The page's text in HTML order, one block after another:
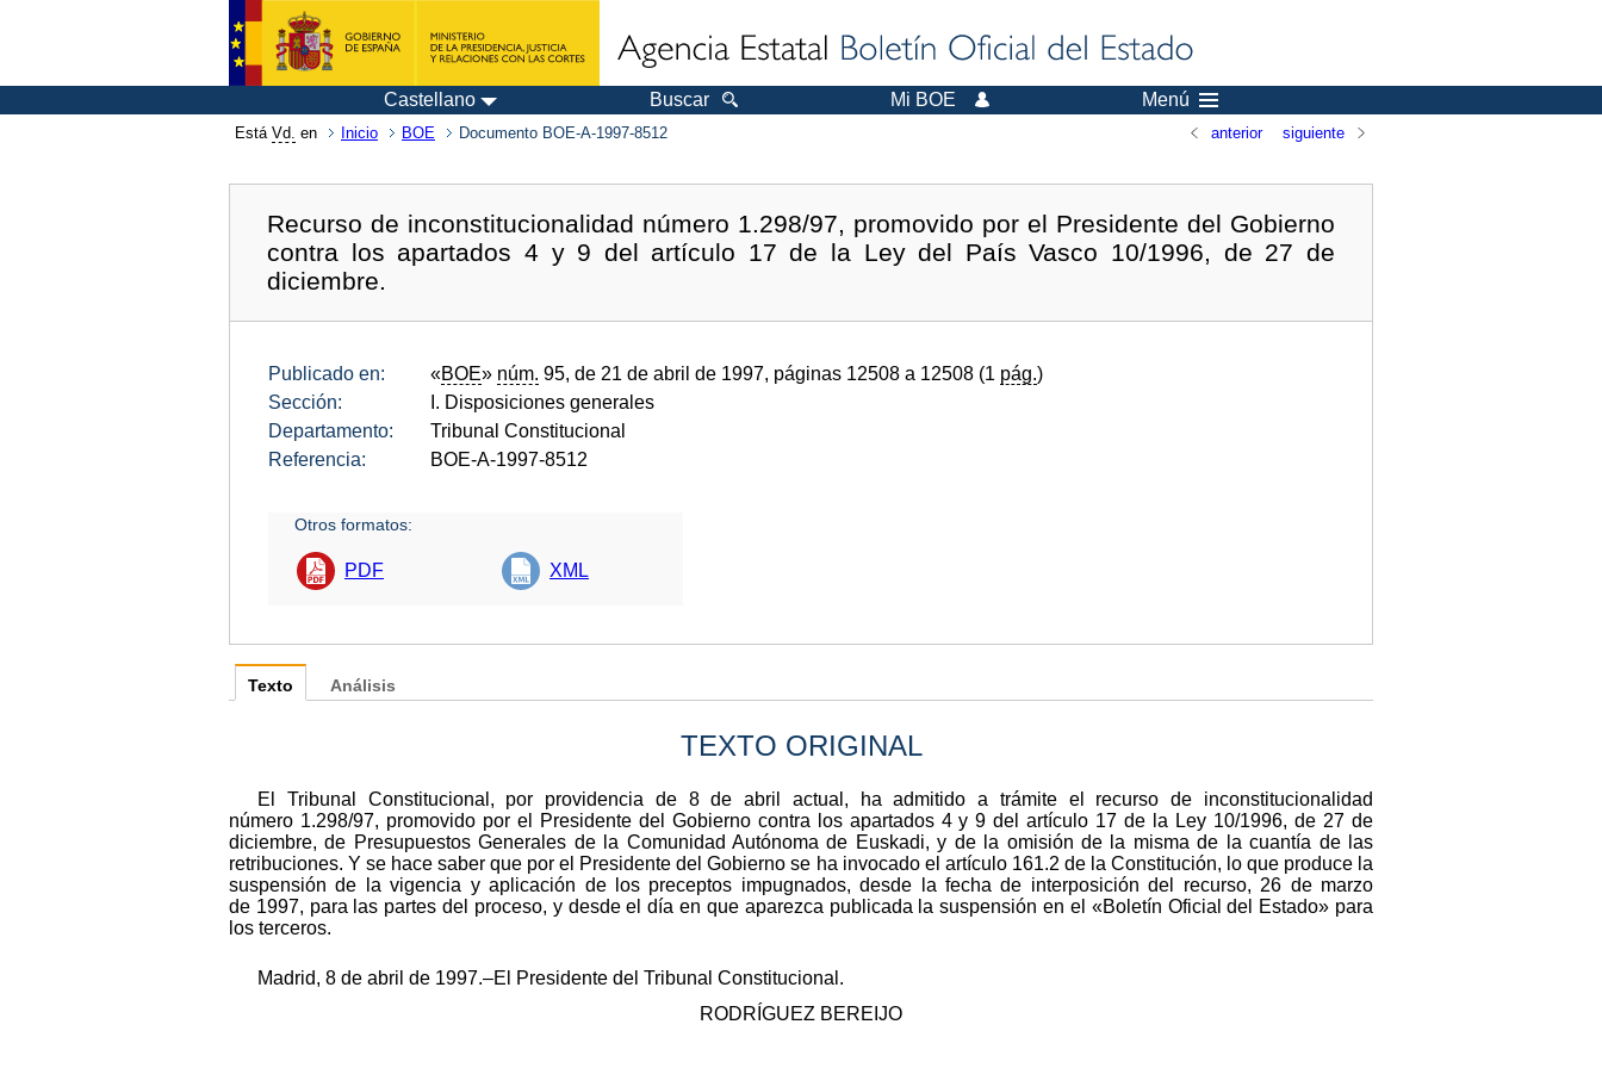
Castellano Buscar Mi BOE Menú
Está Vd. en Inicio BOE Documento BOE-A-1997-8512 anterior siguiente
Recurso de inconstitucionalidad número 1.298/97, promovido por el Presidente del Gobierno
contra los apartados 4 y 9 del artículo 17 de la Ley del País Vasco 10/1996, de 27 de
diciembre.
Publicado en: «BOE» núm. 95, de 21 de abril de 1997, páginas 12508 a 12508 (1 pág.)
Sección:
I. Disposiciones generales
Departamento:
Tribunal Constitucional
Referencia:
BOE-A-1997-8512
Otros formatos:
PDF XML
Texto
TEXTO ORIGINAL
El Tribunal Constitucional, por providencia de 8 de abril actual, ha admitido a trámite el recurso de inconstitucionalidad
número 1.298/97, promovido por el Presidente del Gobierno contra los apartados 4 y 9 del artículo 17 de la Ley 10/1996, de 27 de
diciembre, de Presupuestos Generales de la Comunidad Autónoma de Euskadi, y de la omisión de la misma de la cuantía de las
retribuciones. Y se hace saber que por el Presidente del Gobierno se ha invocado el artículo 161.2 de la Constitución, lo que produce la
suspensión de la vigencia y aplicación de los preceptos impugnados, desde la fecha de interposición del recurso, 26 de marzo
de 1997, para las partes del proceso, y desde el día en que aparezca publicada la suspensión en el «Boletín Oficial del Estado» para
los terceros.
Madrid, 8 de abril de 1997.‒El Presidente del Tribunal Constitucional.
RODRÍGUEZ BEREIJO
Análisis